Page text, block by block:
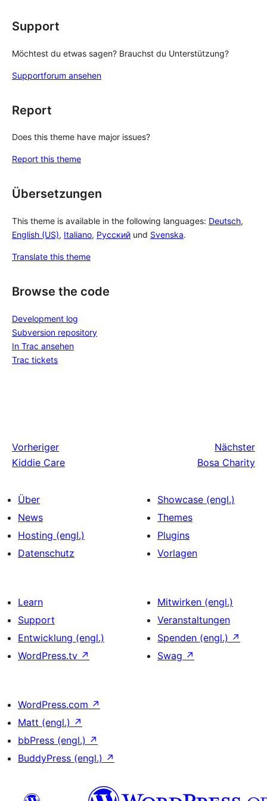
Support
Möchtest du etwas sagen? Brauchst du Unterstützung?
Supportforum ansehen
Report
Does this theme have major issues?
Report this theme
Übersetzungen
This theme is available in the following languages: Deutsch,
English (US), Italiano, Русский und Svenska.
Translate this theme
Browse the code
Development log
Subversion repository
In Trac ansehen
Trac tickets
Vorheriger
Kiddie Care
Nächster
Bosa Charity
Über
News
Hosting (engl.)
Datenschutz
Showcase (engl.)
Themes
Plugins
Vorlagen
Learn
Support
Entwicklung (engl.)
WordPress.tv ↗
Mitwirken (engl.)
Veranstaltungen
Spenden (engl.) ↗
Swag ↗
WordPress.com ↗
Matt (engl.) ↗
bbPress (engl.) ↗
BuddyPress (engl.) ↗